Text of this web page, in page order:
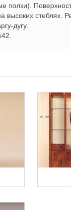
полки).
высоких стеблях.
дугу.